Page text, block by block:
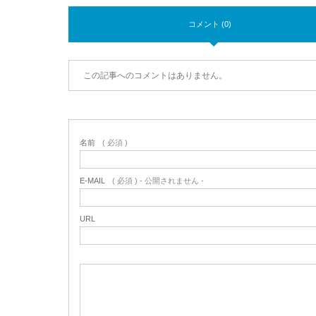
コメント (0)
この記事へのコメントはありません。
名前 ( 必須 )
E-MAIL ( 必須 ) - 公開されません -
URL